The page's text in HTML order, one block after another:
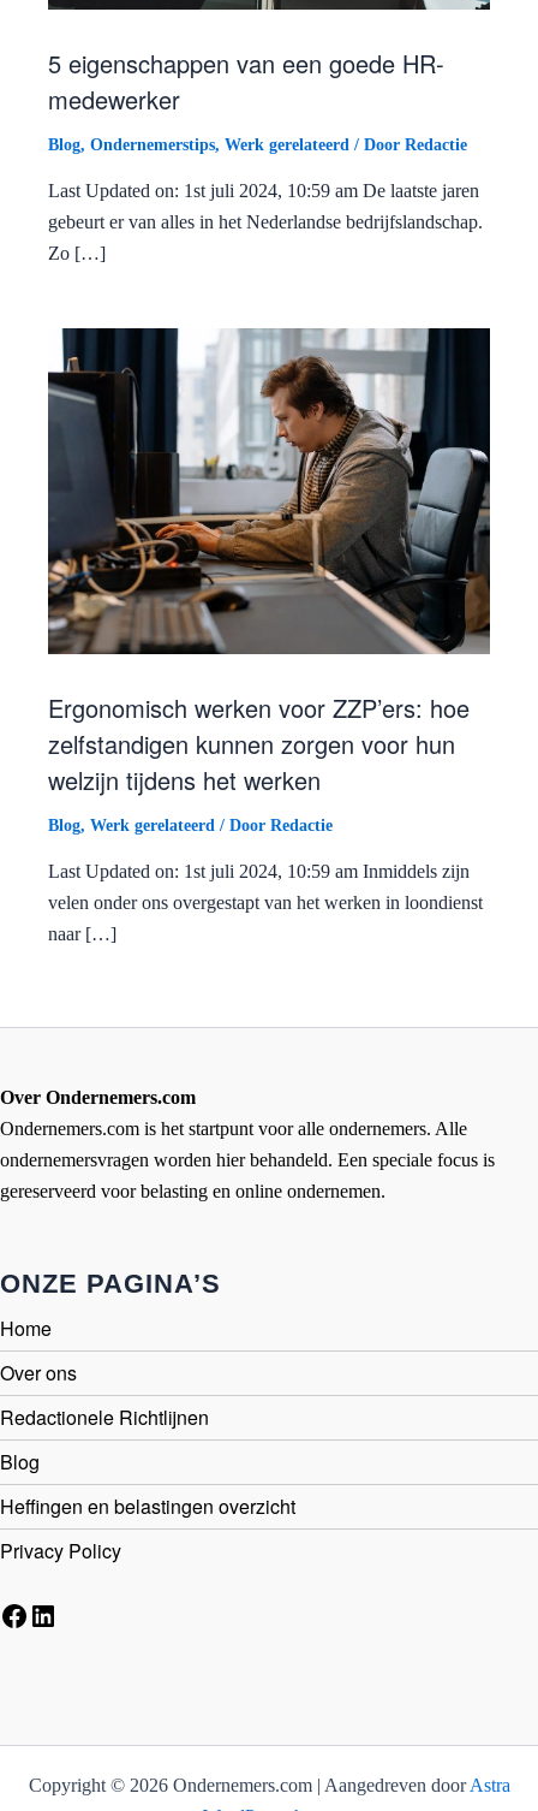
5 eigenschappen van een goede HR-
medewerker
Blog, Ondernemerstips, Werk gerelateerd / Door Redactie
Last Updated on: 1st juli 2024, 10:59 am De laatste jaren
gebeurt er van alles in het Nederlandse bedrijfslandschap.
Zo […]
Ergonomisch werken voor ZZP’ers: hoe
zelfstandigen kunnen zorgen voor hun
welzijn tijdens het werken
Blog, Werk gerelateerd / Door Redactie
Last Updated on: 1st juli 2024, 10:59 am Inmiddels zijn
velen onder ons overgestapt van het werken in loondienst
naar […]
Over Ondernemers.com
Ondernemers.com is het startpunt voor alle ondernemers. Alle
ondernemersvragen worden hier behandeld. Een speciale focus is
gereserveerd voor belasting en online ondernemen.
ONZE PAGINA’S
Home
Over ons
Redactionele Richtlijnen
Blog
Heffingen en belastingen overzicht
Privacy Policy
Facebook
LinkedIn
Copyright © 2026 Ondernemers.com | Aangedreven doorAstra